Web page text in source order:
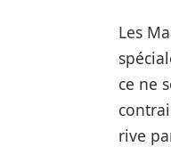
Les
ce ne
rive